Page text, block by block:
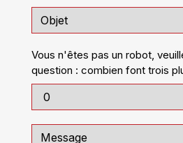
Vous n'êtes pas un robot,
question : combien font trois